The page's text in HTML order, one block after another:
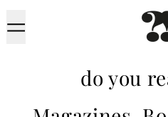
Menu
do you